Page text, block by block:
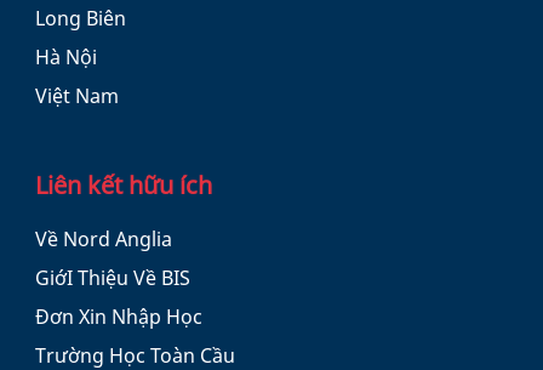
Long Biên
Hà Nội
Việt Nam
Liên kết hữu ích
Về Nord Anglia
GiớI Thiệu Về BIS
Đơn Xin Nhập Học
Trường Học Toàn Cầu